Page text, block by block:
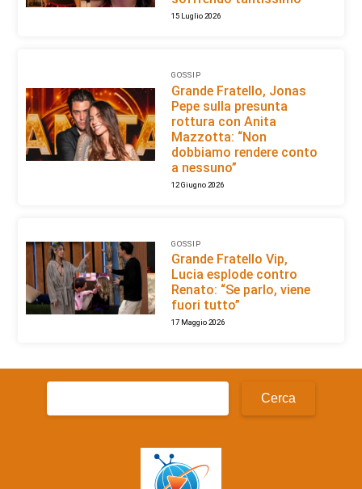
15 Luglio 2026
GOSSIP
Grande Fratello, Jonas
Pepe sulla presunta
rottura con Anita
Mazzotta: “Non
dobbiamo rendere conto
a nessuno”
12 Giugno 2026
GOSSIP
Grande Fratello Vip,
Lucia esplode contro
Renato: “Se parlo, viene
fuori tutto”
17 Maggio 2026